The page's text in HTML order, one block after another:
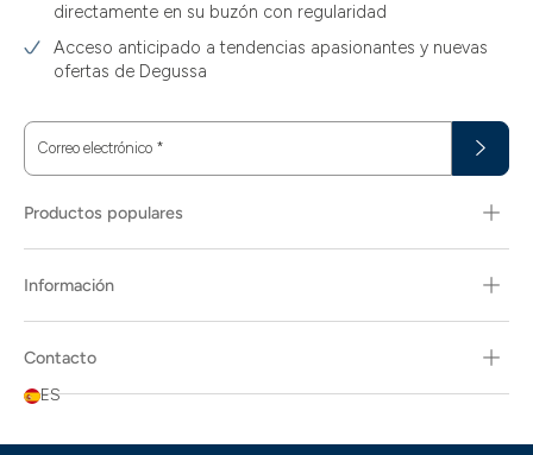
directamente en su buzón con regularidad
Acceso anticipado a tendencias apasionantes y nuevas
ofertas de Degussa
Correo electrónico *
Productos populares
Información
Contacto
ES